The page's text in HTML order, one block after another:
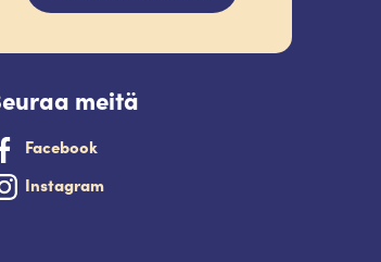
meitä
Facebook
Instagram